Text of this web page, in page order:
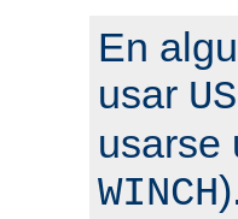
En
usar
usarse
WINCH